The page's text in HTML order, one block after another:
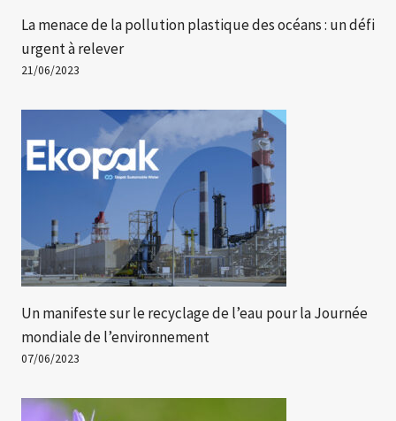
La menace de la pollution plastique des océans : un défi
urgent à relever
21/06/2023
Un manifeste sur le recyclage de l’eau pour la Journée
mondiale de l’environnement
07/06/2023